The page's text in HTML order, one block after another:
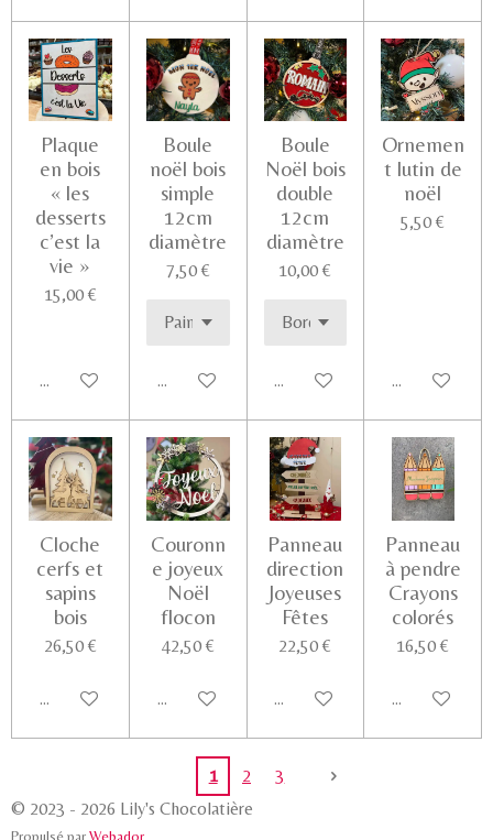
Plaque
en bois
« les
desserts
c’est la
vie »
15,00 €
Ajouter au panier
Boule
noël bois
simple
12cm
diamètre
7,50 €
Voir les détails
Boule
Noël bois
double
12cm
diamètre
10,00 €
Voir les détails
Ornemen
t lutin de
noël
5,50 €
Voir les
Cloche
cerfs et
sapins
bois
26,50 €
Ajouter au panier
Couronn
e joyeux
Noël
flocon
42,50 €
Ajouter au panier
Panneau
direction
Joyeuses
Fêtes
22,50 €
Ajouter au panier
Panneau
à pendre
Crayons
colorés
16,50 €
Voir les
1 2
3
© 2023 - 2026 Lily's Chocolatière
Propulsé par Webador